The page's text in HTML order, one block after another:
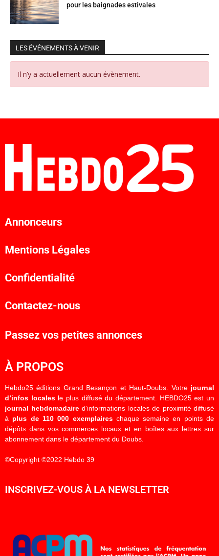
pour les baignades estivales
LES ÉVÉNEMENTS À VENIR
Il n’y a actuellement aucun évènement.
Annonceurs
Mentions Légales
Confidentialité
Contactez-nous
Passez vos petites annonces
À PROPOS
Hebdo25 éditions Grand Besançon et Haut-Doubs. Votre journal
d’infos localesle plus diffusé du département. HEBDO25 est un
journal hebdomadaired’informations locales de proximité diffusé
à plus de 110 000 exemplaireschaque semaine en points de
dépôts dans vos commerces locaux et en boîtes aux lettres sur
abonnement dans le département du Doubs.
©Copyright ©2022 Hebdo 39
INSCRIVEZ-VOUS À LA NEWSLETTER